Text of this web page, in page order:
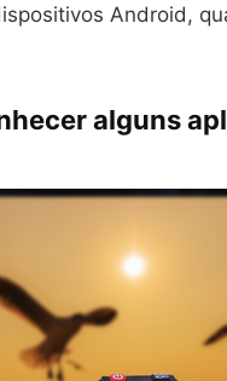
Android,
alguns